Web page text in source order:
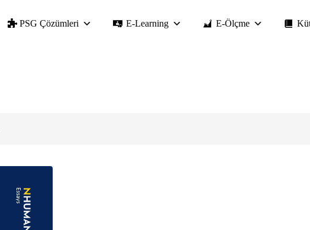
PSG Çözümleri E-Learning E-Ölçme